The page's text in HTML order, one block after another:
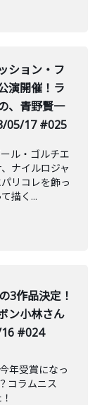
ション・フ
演開催！ラ
、青野賢一
05/17 #025
ル・ゴルチエ
ナイルロジャ
リコレを飾っ
描く...
3作品決定！
ン小林さん
#024
年受賞になっ
コラムニス